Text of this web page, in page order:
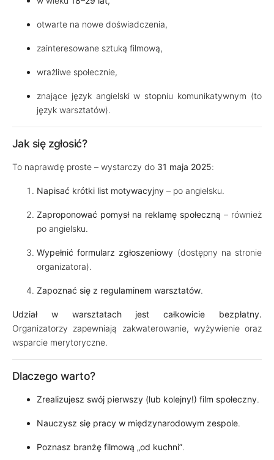
otwarte na nowe doświadczenia,
zainteresowane sztuką filmową,
wrażliwe społecznie,
znające język angielski w stopniu komunikatywnym (to
język warsztatów).
Jak się zgłosić?
To naprawdę proste – wystarczy do 31 maja 2025:
Napisać krótki list motywacyjny – po angielsku.
Zaproponować pomysł na reklamę społeczną – również
po angielsku.
Wypełnić formularz zgłoszeniowy (dostępny na stronie
organizatora).
Zapoznać się z regulaminem warsztatów.
Udział w warsztatach jest całkowicie bezpłatny.
Organizatorzy zapewniają zakwaterowanie, wyżywienie oraz
wsparcie merytoryczne.
Dlaczego warto?
Zrealizujesz swój pierwszy (lub kolejny!) film społeczny.
Nauczysz się pracy w międzynarodowym zespole.
Poznasz branżę filmową „od kuchni”.